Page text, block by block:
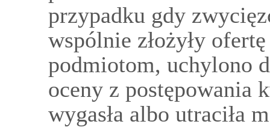
przypadku gdy
wspólnie złożyły
podmiotom, uchylono
oceny z postępowania
wygasła albo utraciła